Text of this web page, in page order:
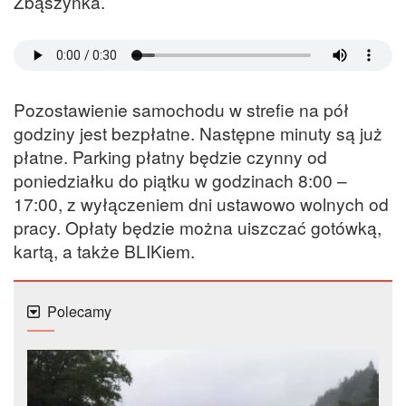
Pozostawienie samochodu w strefie na pół
godziny jest bezpłatne. Następne minuty są już
płatne. Parking płatny będzie czynny od
poniedziałku do piątku w godzinach 8:00 –
17:00, z wyłączeniem dni ustawowo wolnych od
pracy. Opłaty będzie można uiszczać gotówką,
kartą, a także BLIKiem.
Polecamy